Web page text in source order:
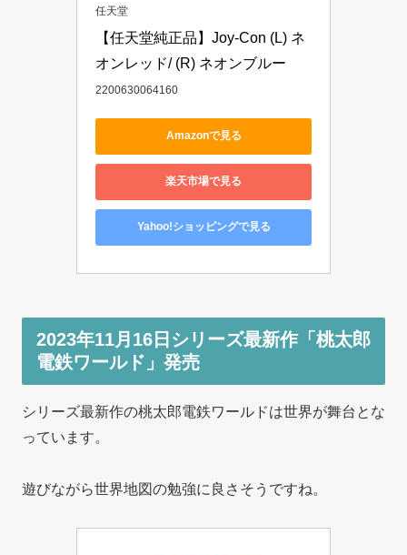
任天堂
【任天堂純正品】Joy-Con (L) ネ
オンレッド/ (R) ネオンブルー
2200630064160
Amazonで見る
楽天市場で見る
Yahoo!ショッピングで見る
2023年11月16日シリーズ最新作「桃太郎
電鉄ワールド」発売
シリーズ最新作の桃太郎電鉄ワールドは世界が舞台とな
っています。
遊びながら世界地図の勉強に良さそうですね。